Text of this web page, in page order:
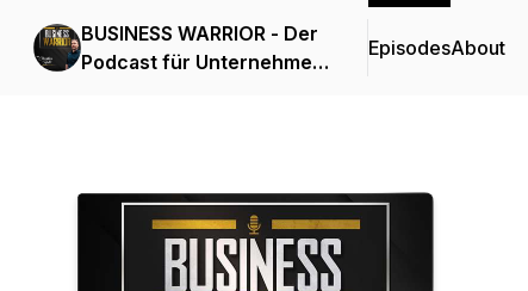
BUSINESS WARRIOR - Der
Podcast für Unternehmer
EpisodesAbout